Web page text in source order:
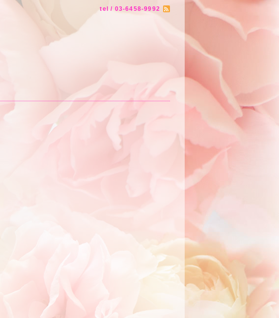
tel / 03-6458-9992